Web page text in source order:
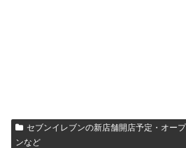
セブンイレブンの新店舗開店予定・オー
ンなど